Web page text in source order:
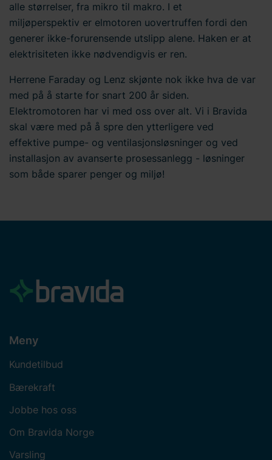
alle størrelser, fra mikro til makro. I et
miljøperspektiv er elmotoren uovertruffen fordi den
generer ikke-forurensende utslipp alene. Haken er at
elektrisiteten ikke nødvendigvis er ren.
Herrene Faraday og Lenz skjønte nok ikke hva de var
med på å starte for snart 200 år siden.
Elektromotoren har vi med oss over alt. Vi i Bravida
skal være med på å spre den ytterligere ved
effektive pumpe- og ventilasjonsløsninger og ved
installasjon av avanserte prosessanlegg - løsninger
som både sparer penger og miljø!
Meny
Kundetilbud
Bærekraft
Jobbe hos oss
Om Bravida Norge
Varsling